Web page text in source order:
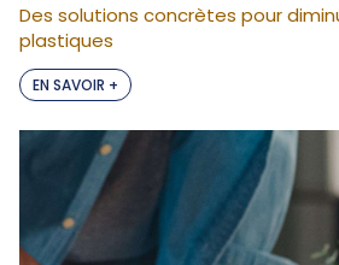
Des solutions concrètes pour
plastiques
EN SAVOIR +